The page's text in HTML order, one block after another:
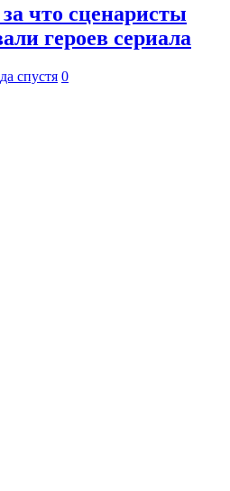
что сценаристы
героев сериала
спустя 0